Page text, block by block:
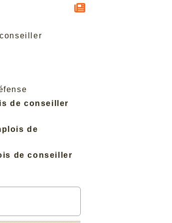
de conseiller
de
de conseiller